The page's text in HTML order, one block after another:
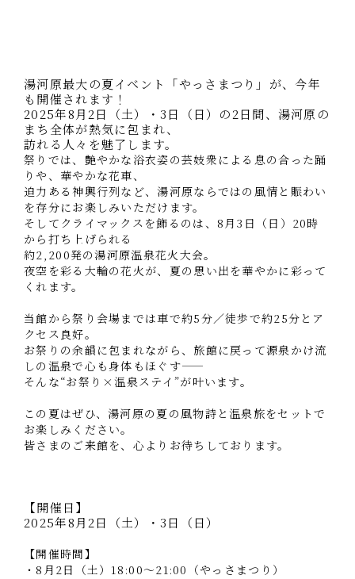
湯河原最大の夏イベント「やっさまつり」が、今年
も開催されます！
2025年8月2日（土）・3日（日）の2日間、湯河原の
まち全体が熱気に包まれ、
訪れる人々を魅了します。
祭りでは、艶やかな浴衣姿の芸妓衆による息の合った踊
りや、華やかな花車、
迫力ある神輿行列など、湯河原ならではの風情と賑わい
を存分にお楽しみいただけます。
そしてクライマックスを飾るのは、8月3日（日）20時
から打ち上げられる
約2,200発の湯河原温泉花火大会。
夜空を彩る大輪の花火が、夏の思い出を華やかに彩って
くれます。
当館から祭り会場までは車で約5分／徒歩で約25分とア
クセス良好。
お祭りの余韻に包まれながら、旅館に戻って源泉かけ流
しの温泉で心も身体もほぐす——
そんな“お祭り×温泉ステイ”が叶います。
この夏はぜひ、湯河原の夏の風物詩と温泉旅をセットで
お楽しみください。
皆さまのご来館を、心よりお待ちしております。
【開催日】
2025年8月2日（土）・3日（日）
【開催時間】
・8月2日（土）18:00～21:00（やっさまつり）